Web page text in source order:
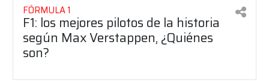
FÓRMULA 1
F1: los mejores pilotos de la historia
según Max Verstappen, ¿Quiénes
son?